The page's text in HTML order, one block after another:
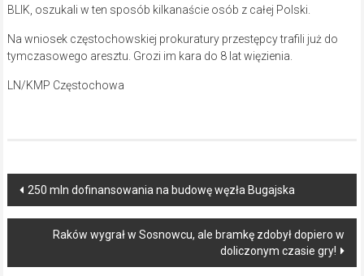
BLIK, oszukali w ten sposób kilkanaście osób z całej Polski.
Na wniosek częstochowskiej prokuratury przestępcy trafili już do
tymczasowego aresztu. Grozi im kara do 8 lat więzienia.
LN/KMP Częstochowa
Post
navigation
250 mln dofinansowania na budowę węzła Bugajska
Raków wygrał w Sosnowcu, ale bramkę zdobył dopiero w
doliczonym czasie gry!